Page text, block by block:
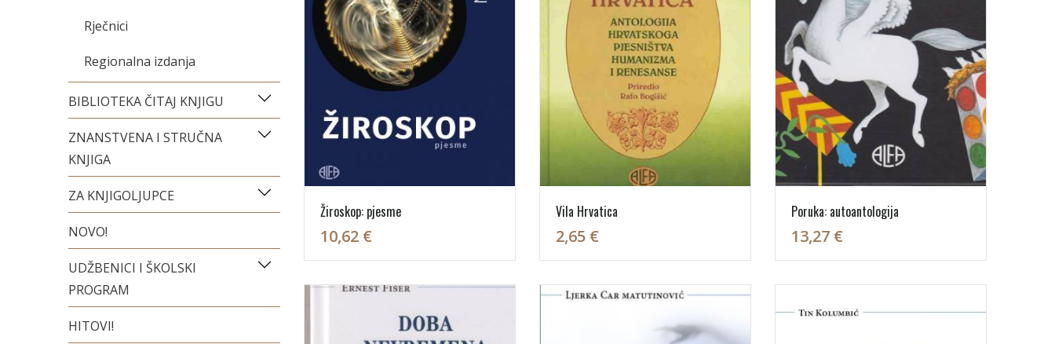
Žiroskop: pjesme
10,62 €
Vila Hrvatica
2,65 €
Poruka: autoantologija
13,27 €
Rječnici
Regionalna izdanja
BIBLIOTEKA ČITAJ KNJIGU
ZNANSTVENA I STRUČNA
KNJIGA
ZA KNJIGOLJUPCE
NOVO!
UDŽBENICI I ŠKOLSKI
PROGRAM
HITOVI!